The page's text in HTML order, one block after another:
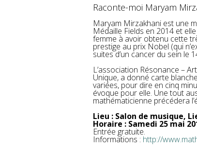
Raconte-moi Maryam
Maryam Mirzakhani est une
Médaille Fields en 2014 et
femme à avoir obtenu cette
prestige au prix Nobel (qui
suites d’un cancer du sein le
L’association Résonance –
Unique, a donné carte
variées, pour dire en cinq
évoque pour elle. Une tout
mathématicienne précédera
Lieu : Salon de musique,
Horaire : Samedi 25 mai
Entrée gratuite.
Informations : http://